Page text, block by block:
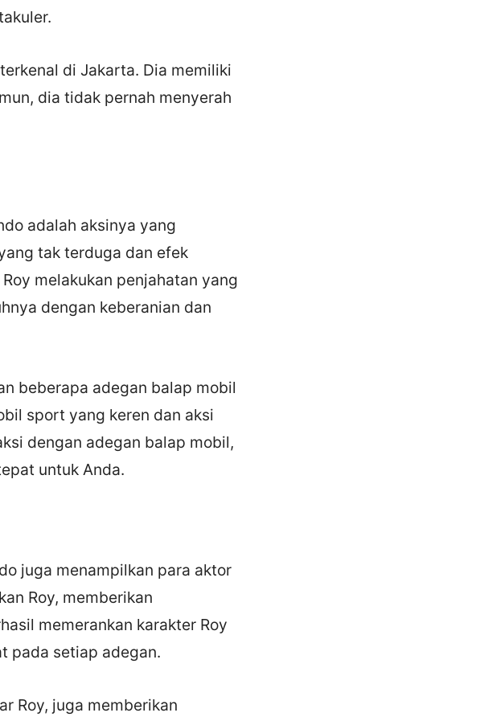
di Jakarta. Dia memiliki
dia tidak pernah menyerah
adalah aksinya yang
tak terduga dan efek
melakukan penjahatan yang
dengan keberanian dan
beberapa adegan balap mobil
sport yang keren dan aksi
dengan adegan balap mobil,
untuk Anda.
juga menampilkan para aktor
Roy, memberikan
memerankan karakter Roy
pada setiap adegan.
Roy, juga memberikan